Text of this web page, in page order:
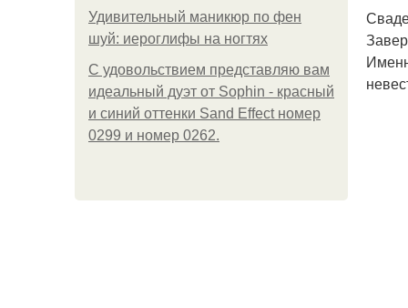
Удивительный маникюр по фен
шуй: иероглифы на ногтях
С удовольствием представляю вам
идеальный дуэт от Sophin - красный
и синий оттенки Sand Effect номер
0299 и номер 0262.